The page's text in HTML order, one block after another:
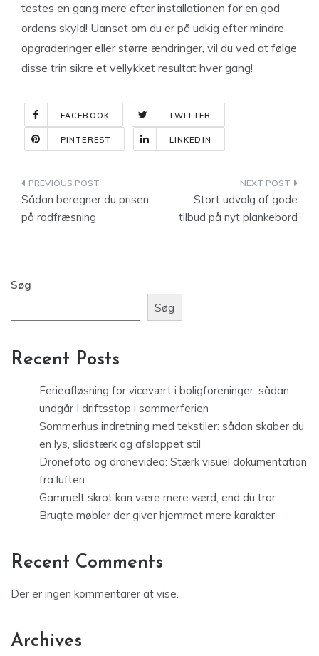
testes en gang mere efter installationen for en god
ordens skyld! Uanset om du er på udkig efter mindre
opgraderinger eller større ændringer, vil du ved at følge
disse trin sikre et vellykket resultat hver gang!
FACEBOOK TWITTER
PINTEREST LINKEDIN
Indlægsnavigation
Sådan beregner du prisen
på rodfræsning
Stort udvalg af gode
tilbud på nyt plankebord
Søg
Søg
Recent Posts
Ferieafløsning for vicevært i boligforeninger: sådan
undgår I driftsstop i sommerferien
Sommerhus indretning med tekstiler: sådan skaber du
en lys, slidstærk og afslappet stil
Dronefoto og dronevideo: Stærk visuel dokumentation
fra luften
Gammelt skrot kan være mere værd, end du tror
Brugte møbler der giver hjemmet mere karakter
Recent Comments
Der er ingen kommentarer at vise.
Archives